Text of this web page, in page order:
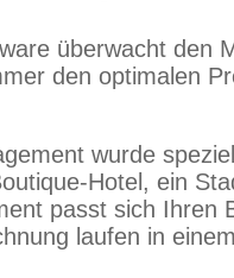
überwacht den
den optimalen
wurde
Hotel, ein
passt sich Ihren
laufen in